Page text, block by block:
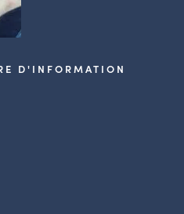
D'INFORMATION